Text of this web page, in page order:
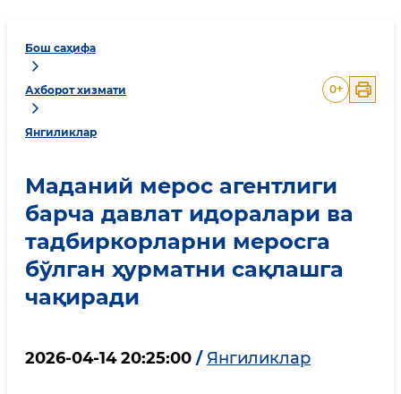
Бош саҳифа
Ахборот хизмати
Янгиликлар
0+
Маданий мерос агентлиги
барча давлат идоралари ва
тадбиркорларни меросга
бўлган ҳурматни сақлашга
чақиради
2026-04-14 20:25:00 / Янгиликлар